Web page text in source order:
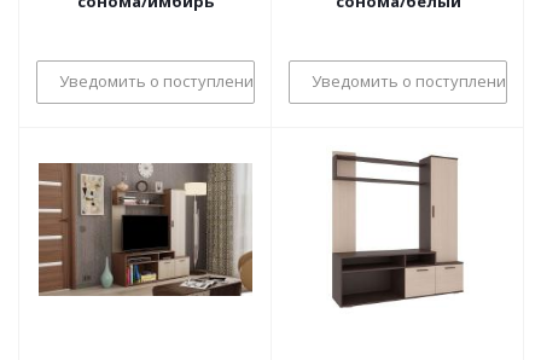
Уведомить о поступлении Уведомить о поступлении